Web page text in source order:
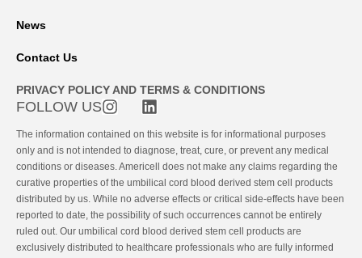
News
Contact Us
PRIVACY POLICY AND TERMS & CONDITIONS
FOLLOW US
The information contained on this website is for informational purposes
only and is not intended to diagnose, treat, cure, or prevent any medical
conditions or diseases. Americell does not make any claims regarding the
curative properties of the umbilical cord blood derived stem cell products
distributed by us. While no adverse effects or critical side-effects have been
reported to date, the possibility of such occurrences cannot be entirely
ruled out. Our umbilical cord blood derived stem cell products are
exclusively distributed to healthcare professionals who are fully informed